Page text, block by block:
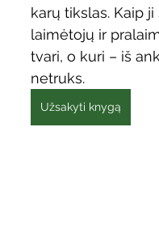
Žymios datos
karų tikslas. Kaip
laimėtojų ir
tvari, o kuri – iš
netruks.
Užsakyti knygą